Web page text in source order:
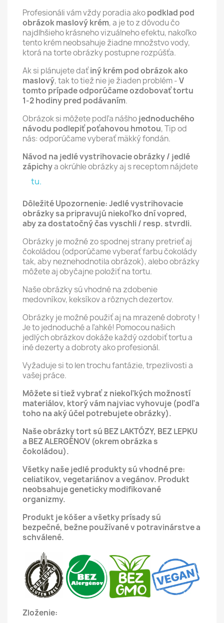
Profesionáli vám vždy poradia akopodklad pod
obrázok maslový krém, a je to z dôvodu čo
najdlhšieho krásneho vizuálneho efektu, nakoľko
tento krém neobsahuje žiadne množstvo vody,
ktorá na torte obrázky postupne rozpúšťa.
Ak si plánujete daťiný krém pod obrázok ako
maslový, tak to tiež nie je žiaden problém -V
tomto prípade odporúčame ozdobovať tortu
1-2 hodiny pred podávaním.
Obrázok si môžete podľa nášhojednoduchého
návodu podlepiť poťahovou hmotou, Tip od
nás: odporúčame vyberať mäkký fondán.
Návod na jedlé vystrihovacie obrázky / jedlé
zápichya okrúhle obrázky aj s receptom nájdete
tu.
Dôležité Upozornenie: Jedlé vystrihovacie
obrázky sa pripravujú niekoľko dní vopred,
aby za dostatočný čas vyschli / resp. stvrdli.
Obrázky je možné zo spodnej strany pretrieť aj
čokoládou (odporúčame vyberať farbu čokolády
tak, aby neznehodnotila obrázok), alebo obrázky
môžete aj obyčajne položiť na tortu.
Naše obrázky sú vhodné na zdobenie
medovníkov, keksíkov a rôznych dezertov.
Obrázky je možné použiť aj na mrazené dobroty !
Je to jednoduché a ľahké! Pomocou našich
jedlých obrázkov dokáže každý ozdobiť tortu a
iné dezerty a dobroty ako profesionál.
Vyžaduje si to len trochu fantázie, trpezlivosti a
vašej práce.
Môžete si tiež vybrať z niekoľkých možností
materiálov, ktorý vám najviac vyhovuje (podľa
toho na aký účel potrebujete obrázky).
Naše obrázky tort sú BEZ LAKTÓZY, BEZ LEPKU
a BEZ ALERGÉNOV (okrem obrázka s
čokoládou).
Všetky naše jedlé produkty sú vhodné pre:
celiatikov, vegetariánov a vegánov. Produkt
neobsahuje geneticky modifikované
organizmy.
Produkt je kóšer a všetky prísady sú
bezpečné, bežne používané v potravinárstve a
schválené.
Zloženie: